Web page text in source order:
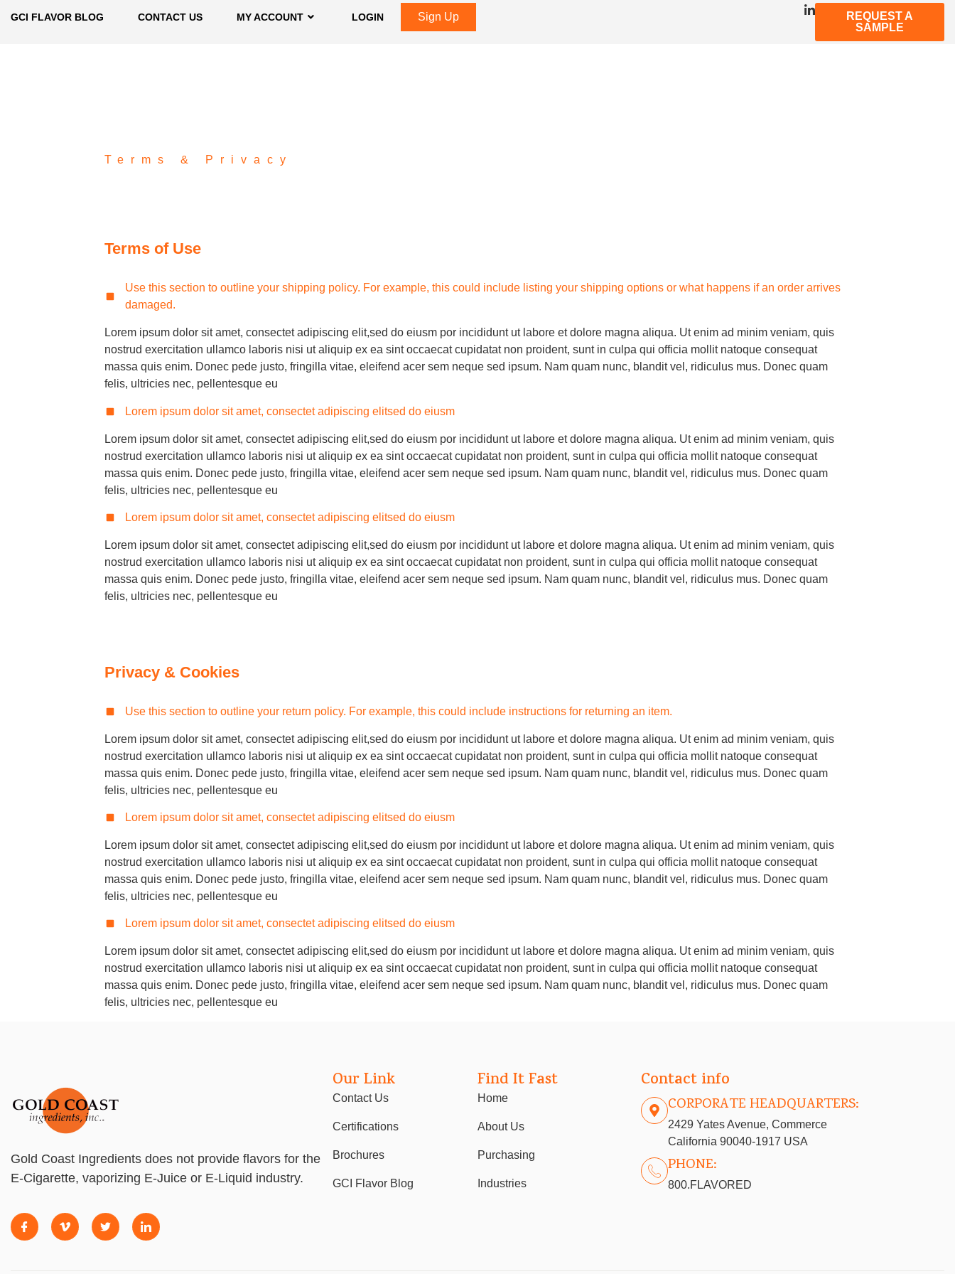
GCI FLAVOR BLOG CONTACT US MY ACCOUNT LOGIN Sign Up
REQUEST A
SAMPLE
Terms & Privacy
Terms of Use
Use this section to outline your shipping policy. For example, this could include listing your shipping options or what happens if an order arrives
damaged.
Lorem ipsum dolor sit amet, consectet adipiscing elit,sed do eiusm por incididunt ut labore et dolore magna aliqua. Ut enim ad minim veniam, quis
nostrud exercitation ullamco laboris nisi ut aliquip ex ea sint occaecat cupidatat non proident, sunt in culpa qui officia mollit natoque consequat
massa quis enim. Donec pede justo, fringilla vitae, eleifend acer sem neque sed ipsum. Nam quam nunc, blandit vel, ridiculus mus. Donec quam
felis, ultricies nec, pellentesque eu
Lorem ipsum dolor sit amet, consectet adipiscing elitsed do eiusm
Lorem ipsum dolor sit amet, consectet adipiscing elit,sed do eiusm por incididunt ut labore et dolore magna aliqua. Ut enim ad minim veniam, quis
nostrud exercitation ullamco laboris nisi ut aliquip ex ea sint occaecat cupidatat non proident, sunt in culpa qui officia mollit natoque consequat
massa quis enim. Donec pede justo, fringilla vitae, eleifend acer sem neque sed ipsum. Nam quam nunc, blandit vel, ridiculus mus. Donec quam
felis, ultricies nec, pellentesque eu
Lorem ipsum dolor sit amet, consectet adipiscing elitsed do eiusm
Lorem ipsum dolor sit amet, consectet adipiscing elit,sed do eiusm por incididunt ut labore et dolore magna aliqua. Ut enim ad minim veniam, quis
nostrud exercitation ullamco laboris nisi ut aliquip ex ea sint occaecat cupidatat non proident, sunt in culpa qui officia mollit natoque consequat
massa quis enim. Donec pede justo, fringilla vitae, eleifend acer sem neque sed ipsum. Nam quam nunc, blandit vel, ridiculus mus. Donec quam
felis, ultricies nec, pellentesque eu
Privacy & Cookies
Use this section to outline your return policy. For example, this could include instructions for returning an item.
Lorem ipsum dolor sit amet, consectet adipiscing elit,sed do eiusm por incididunt ut labore et dolore magna aliqua. Ut enim ad minim veniam, quis
nostrud exercitation ullamco laboris nisi ut aliquip ex ea sint occaecat cupidatat non proident, sunt in culpa qui officia mollit natoque consequat
massa quis enim. Donec pede justo, fringilla vitae, eleifend acer sem neque sed ipsum. Nam quam nunc, blandit vel, ridiculus mus. Donec quam
felis, ultricies nec, pellentesque eu
Lorem ipsum dolor sit amet, consectet adipiscing elitsed do eiusm
Lorem ipsum dolor sit amet, consectet adipiscing elit,sed do eiusm por incididunt ut labore et dolore magna aliqua. Ut enim ad minim veniam, quis
nostrud exercitation ullamco laboris nisi ut aliquip ex ea sint occaecat cupidatat non proident, sunt in culpa qui officia mollit natoque consequat
massa quis enim. Donec pede justo, fringilla vitae, eleifend acer sem neque sed ipsum. Nam quam nunc, blandit vel, ridiculus mus. Donec quam
felis, ultricies nec, pellentesque eu
Lorem ipsum dolor sit amet, consectet adipiscing elitsed do eiusm
Lorem ipsum dolor sit amet, consectet adipiscing elit,sed do eiusm por incididunt ut labore et dolore magna aliqua. Ut enim ad minim veniam, quis
nostrud exercitation ullamco laboris nisi ut aliquip ex ea sint occaecat cupidatat non proident, sunt in culpa qui officia mollit natoque consequat
massa quis enim. Donec pede justo, fringilla vitae, eleifend acer sem neque sed ipsum. Nam quam nunc, blandit vel, ridiculus mus. Donec quam
felis, ultricies nec, pellentesque eu
Gold Coast Ingredients does not provide flavors for the
E-Cigarette, vaporizing E-Juice or E-Liquid industry.
Our Link
Contact Us
Certifications
Brochures
GCI Flavor Blog
Find It Fast
Home
About Us
Purchasing
Industries
Contact info
CORPORATE HEADQUARTERS:
2429 Yates Avenue, Commerce
California 90040-1917 USA
PHONE:
800.FLAVORED